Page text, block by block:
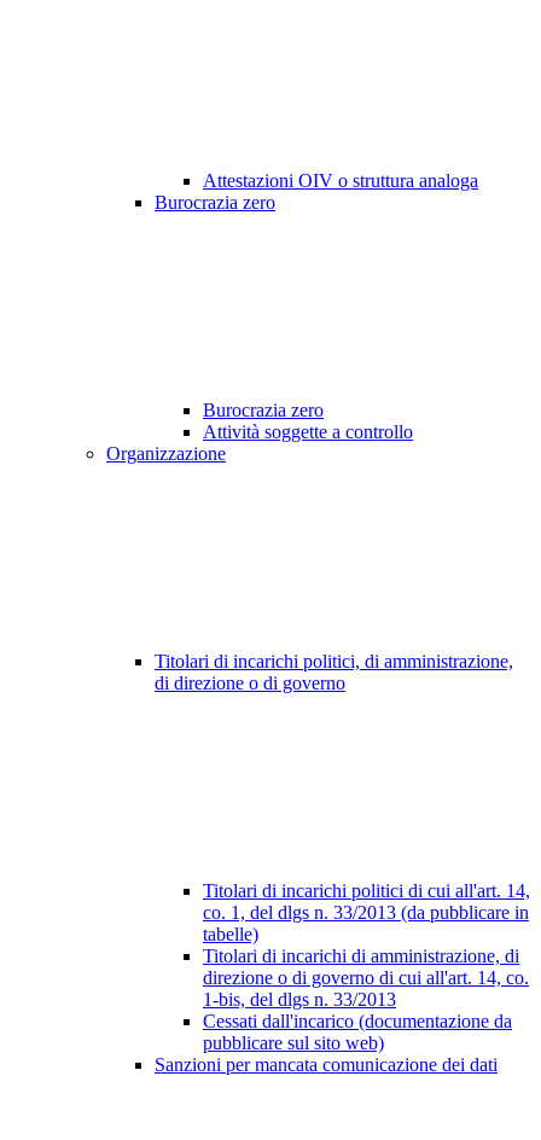
Attestazioni OIV o struttura analoga
Burocrazia zero
Burocrazia zero
Attività soggette a controllo
Organizzazione
Titolari di incarichi politici, di amministrazione,
di direzione o di governo
Titolari di incarichi politici di cui all'art. 14,
co. 1, del dlgs n. 33/2013 (da pubblicare in
tabelle)
Titolari di incarichi di amministrazione, di
direzione o di governo di cui all'art. 14, co.
1-bis, del dlgs n. 33/2013
Cessati dall'incarico (documentazione da
pubblicare sul sito web)
Sanzioni per mancata comunicazione dei dati